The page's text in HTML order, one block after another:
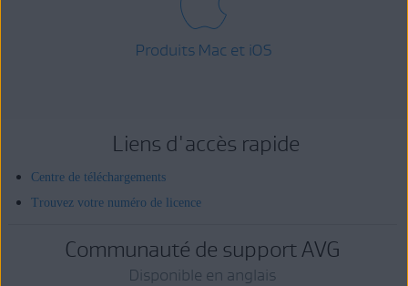
Produits Mac et iOS
Liens d'accès rapide
Centre de téléchargements
Trouvez votre numéro de licence
Communauté de support AVG
Disponible en anglais